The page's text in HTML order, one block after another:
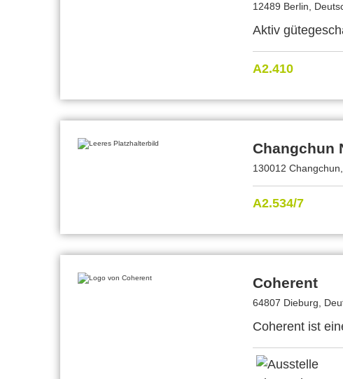
12489 Berlin,
Aktiv
A2.410
Changchun
130012
A2.534/7
Coherent
64807 Dieburg,
Coherent ist